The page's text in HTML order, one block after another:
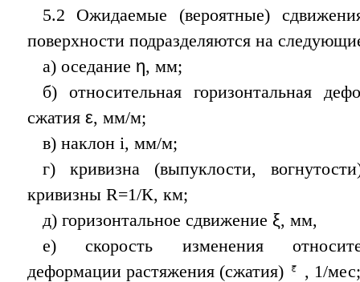
5.2 Ожидаемые (вероятные)
поверхности подразделяются на
а) оседание η, мм;
б) относительная горизонтальная
сжатия ε, мм/м;
в) наклон i, мм/м;
г) кривизна (выпуклости,
кривизны R=1/К, км;
д) горизонтальное сдвижение ξ, мм,
е) скорость изменения
деформации растяжения (сжатия)
, 1/мес;